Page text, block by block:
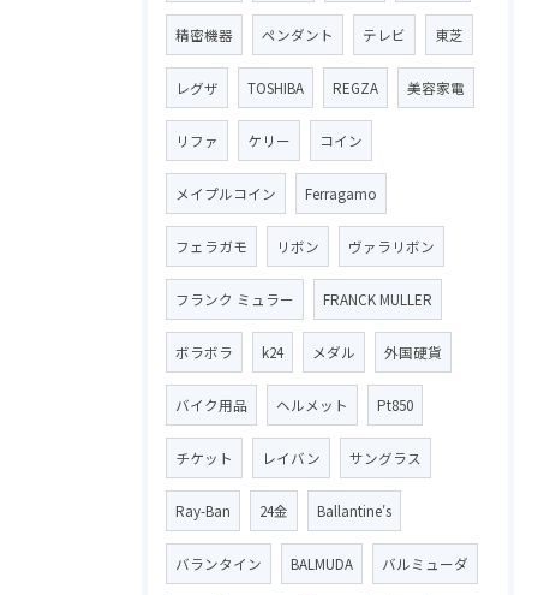
精密機器 ペンダント テレビ 東芝
レグザ TOSHIBA REGZA 美容家電
リファ ケリー コイン
メイプルコイン Ferragamo
フェラガモ リボン ヴァラリボン
フランク ミュラー FRANCK MULLER
ボラボラ k24 メダル 外国硬貨
バイク用品 ヘルメット Pt850
チケット レイバン サングラス
Ray-Ban 24金 Ballantine′s
バランタイン BALMUDA バルミューダ